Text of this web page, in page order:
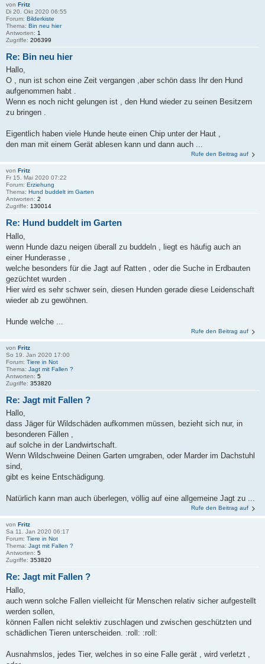
von Fritz
Di 20. Okt 2020 06:55
Forum: Bilderkiste
Thema: Bin neu hier
Antworten: 1
Zugriffe: 206399
Re: Bin neu hier
Hallo,
O , nun ist schon eine Zeit vergangen ,aber schön dass Ihr den Hund
aufgenommen habt .
Wenn es noch nicht gelungen ist , den Hund wieder zu seinen Besitzern
zu bringen .
Eigentlich haben viele Hunde heute einen Chip unter der Haut ,
den man mit einem Gerät ablesen kann und dann auch ...
Rufe den Beitrag auf
von Fritz
Fr 15. Mai 2020 07:22
Forum: Erziehung
Thema: Hund buddelt im Garten
Antworten: 2
Zugriffe: 130014
Re: Hund buddelt im Garten
Hallo,
wenn Hunde dazu neigen überall zu buddeln , liegt es häufig auch an
einer Hunderasse ,
welche besonders für die Jagt auf Ratten , oder die Suche in Erdbauten
gezüchtet wurden .
Hier wird es sehr schwer sein, diesen Hunden gerade diese Leidenschaft
wieder ab zu gewöhnen.
Hunde welche ...
Rufe den Beitrag auf
von Fritz
So 19. Jan 2020 17:00
Forum: Tiere in Not
Thema: Jagt mit Fallen ?
Antworten: 5
Zugriffe: 353820
Re: Jagt mit Fallen ?
Hallo,
dass Jäger für Wildschäden aufkommen müssen, bezieht sich nur, in
besonderen Fällen ,
auf solche in der Landwirtschaft.
Wenn Wildschweine Deinen Garten umgraben, oder Marder im Dachstuhl
sind,
gibt es keine Entschädigung.
Natürlich kann man auch überlegen, völlig auf eine allgemeine Jagt zu ...
Rufe den Beitrag auf
von Fritz
Sa 11. Jan 2020 06:17
Forum: Tiere in Not
Thema: Jagt mit Fallen ?
Antworten: 5
Zugriffe: 353820
Re: Jagt mit Fallen ?
Hallo,
auch wenn solche Fallen vielleicht für Menschen relativ sicher aufgestellt
werden sollen,
können Fallen nicht selektiv zuschlagen und zwischen geschützten und
schädlichen Tieren unterscheiden. :roll: :roll:
Ausnahmslos, jedes Tier, welches in so eine Falle gerät , wird verletzt ,